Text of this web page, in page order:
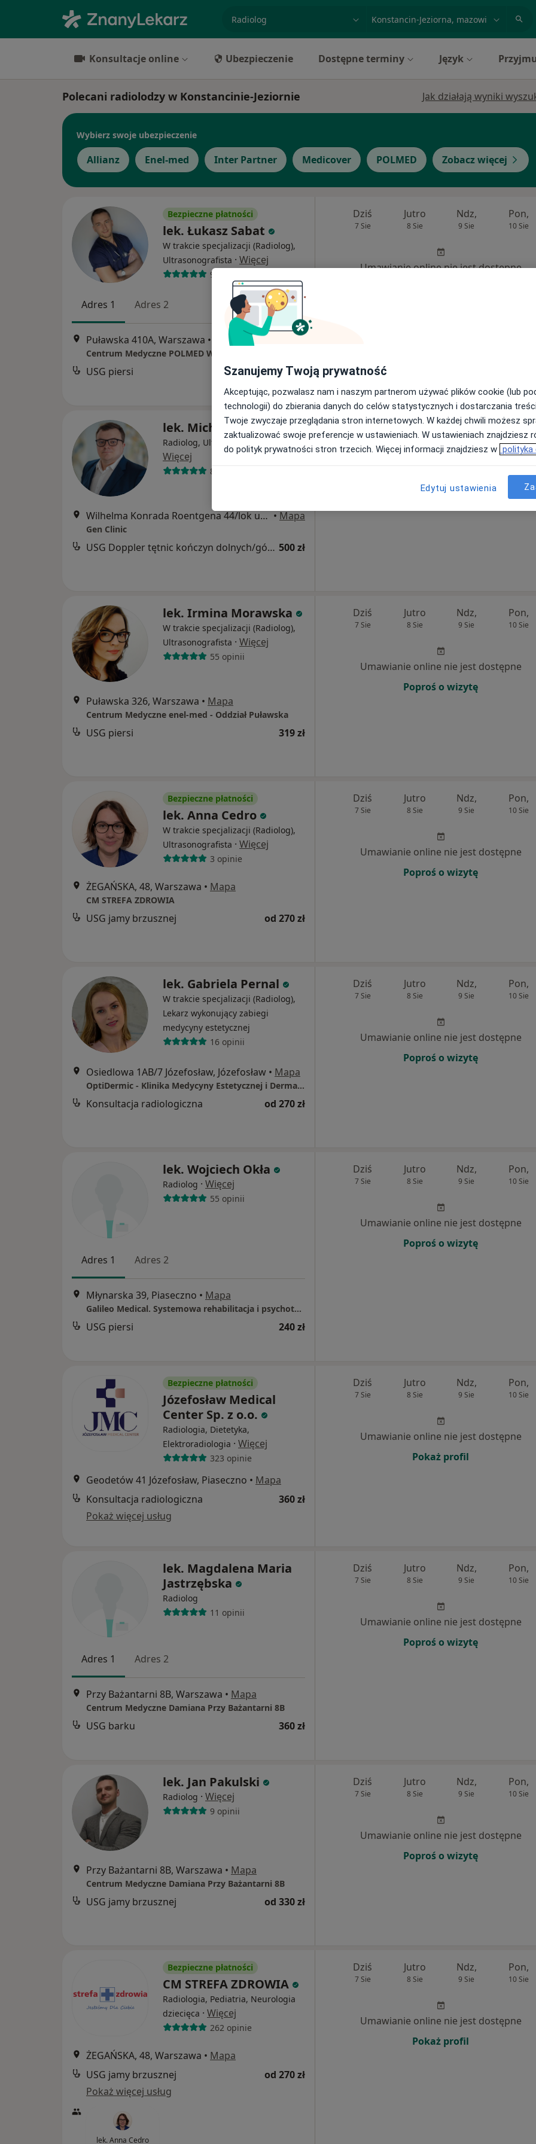
Konsultacje online Ubezpieczenie Dostępne terminy Język
Polecani radiolodzy w Konstancinie-Jeziornie Jak działają wyniki
Wybierz swoje ubezpieczenie
Allianz Enel-med Inter Partner Medicover POLMED Zobacz więcej
Bezpieczne płatności
lek. Łukasz Sabat
W trakcie specjalizacji (Radiolog),
Ultrasonografista · Więcej
92 opinie
Adres 1 Adres 2
Puławska 410A, Warszawa • Mapa
Centrum Medyczne POLMED WARSZAWA PUŁAWSKA
USG piersi 300 zł
Dziś
7 Sie
Jutro
8 Sie
Ndz,
9 Sie
Pon,
10 Sie
Umawianie online nie jest dostępne
lek. Michał Kutyłowski
Radiolog, Ultrasonografista ·
Więcej
8 opinii
Wilhelma Konrada Roentgena 44/lok u1, Warszawa • Mapa
Gen Clinic
USG Doppler tętnic kończyn dolnych/górnych 500 zł
Dziś
7 Sie
Jutro
8 Sie
Ndz,
9 Sie
Pon,
10 Sie
lek. Irmina Morawska
W trakcie specjalizacji (Radiolog),
Ultrasonografista · Więcej
55 opinii
Puławska 326, Warszawa • Mapa
Centrum Medyczne enel-med - Oddział Puławska
USG piersi 319 zł
Dziś
7 Sie
Jutro
8 Sie
Ndz,
9 Sie
Pon,
10 Sie
Umawianie online nie jest dostępne
Poproś o wizytę
Bezpieczne płatności
lek. Anna Cedro
W trakcie specjalizacji (Radiolog),
Ultrasonografista · Więcej
3 opinie
ŻEGAŃSKA, 48, Warszawa • Mapa
CM STREFA ZDROWIA
USG jamy brzusznej od 270 zł
Dziś
7 Sie
Jutro
8 Sie
Ndz,
9 Sie
Pon,
10 Sie
Umawianie online nie jest dostępne
Poproś o wizytę
lek. Gabriela Pernal
W trakcie specjalizacji (Radiolog),
Lekarz wykonujący zabiegi
medycyny estetycznej
16 opinii
Osiedlowa 1AB/7 Józefosław, Józefosław • Mapa
OptiDermic - Klinika Medycyny Estetycznej i Dermatologii
Konsultacja radiologiczna od 270 zł
Dziś
7 Sie
Jutro
8 Sie
Ndz,
9 Sie
Pon,
10 Sie
Umawianie online nie jest dostępne
Poproś o wizytę
lek. Wojciech Okła
Radiolog · Więcej
55 opinii
Adres 1 Adres 2
Młynarska 39, Piaseczno • Mapa
Galileo Medical. Systemowa rehabilitacja i psychoterapia.
USG piersi 240 zł
Dziś
7 Sie
Jutro
8 Sie
Ndz,
9 Sie
Pon,
10 Sie
Umawianie online nie jest dostępne
Poproś o wizytę
Bezpieczne płatności
Józefosław Medical
Center Sp. z o.o.
Radiologia, Dietetyka,
Elektroradiologia · Więcej
323 opinie
Geodetów 41 Józefosław, Piaseczno • Mapa
Konsultacja radiologiczna
360 zł
Pokaż więcej usług
Dziś
7 Sie
Jutro
8 Sie
Ndz,
9 Sie
Pon,
10 Sie
Umawianie online nie jest dostępne
Pokaż profil
lek. Magdalena Maria
Jastrzębska
Radiolog
11 opinii
Adres 1 Adres 2
Przy Bażantarni 8B, Warszawa • Mapa
Centrum Medyczne Damiana Przy Bażantarni 8B
USG barku 360 zł
Dziś
7 Sie
Jutro
8 Sie
Ndz,
9 Sie
Pon,
10 Sie
Umawianie online nie jest dostępne
Poproś o wizytę
lek. Jan Pakulski
Radiolog · Więcej
9 opinii
Przy Bażantarni 8B, Warszawa • Mapa
Centrum Medyczne Damiana Przy Bażantarni 8B
USG jamy brzusznej od 330 zł
Dziś
7 Sie
Jutro
8 Sie
Ndz,
9 Sie
Pon,
10 Sie
Umawianie online nie jest dostępne
Poproś o wizytę
Bezpieczne płatności
CM STREFA ZDROWIA
Radiologia, Pediatria, Neurologia
dziecięca · Więcej
262 opinie
ŻEGAŃSKA, 48, Warszawa • Mapa
USG jamy brzusznej
od 270 zł
Pokaż więcej usług
lek. Anna Cedro
Dziś
7 Sie
Jutro
8 Sie
Ndz,
9 Sie
Pon,
10 Sie
Umawianie online nie jest dostępne
Pokaż profil
Szanujemy Twoją prywatność
Akceptując, pozwalasz nam i naszym partnerom używać plików cookie (lub
technologii) do zbierania danych do celów statystycznych i dostarczania
Twoje zwyczaje przeglądania stron internetowych. W każdej chwili możesz
zaktualizować swoje preferencje w ustawieniach. W ustawieniach znajdziesz
do polityk prywatności stron trzecich. Więcej informacji znajdziesz w polityka
Edytuj ustawienia